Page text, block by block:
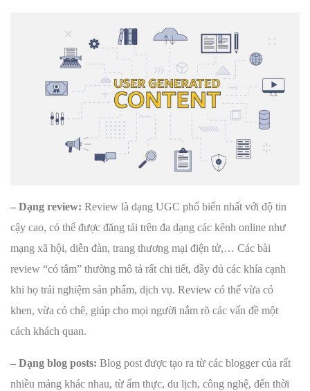
– Dạng review: Review là dạng UGC phổ biến nhất với độ tin
cậy cao, có thể được đăng tải trên đa dạng các kênh online như
mạng xã hội, diễn đàn, trang thương mại điện tử,… Các bài
review “có tâm” thường mô tả rất chi tiết, đầy đủ các khía cạnh
khi họ trải nghiệm sản phẩm, dịch vụ. Review có thể vừa có
khen, vừa có chê, giúp cho mọi người nắm rõ các vấn đề một
cách khách quan.
– Dạng blog posts: Blog post được tạo ra từ các blogger của rất
nhiều mảng khác nhau, từ ẩm thực, du lịch, công nghệ, đến thời